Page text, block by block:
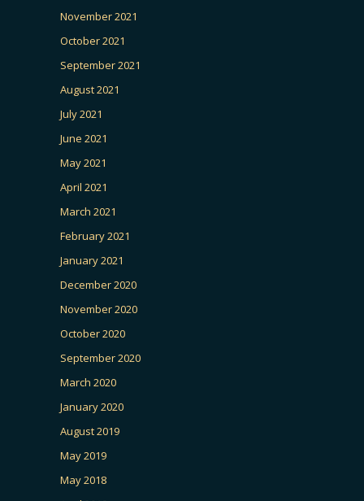
November 2021
October 2021
September 2021
August 2021
July 2021
June 2021
May 2021
April 2021
March 2021
February 2021
January 2021
December 2020
November 2020
October 2020
September 2020
March 2020
January 2020
August 2019
May 2019
May 2018